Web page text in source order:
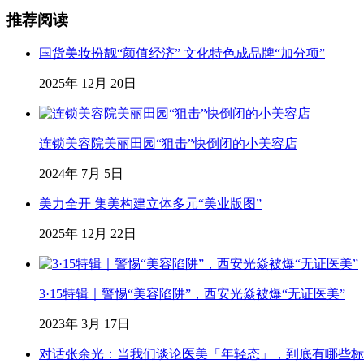
推荐阅读
国货美妆扮靓“颜值经济” 文化特色成品牌“加分项”
2025年 12月 20日
连锁美容院美丽田园“狙击”快倒闭的小美容店
2024年 7月 5日
美力全开 集美构建立体多元“美业版图”
2025年 12月 22日
3·15特辑｜警惕“美容陷阱”，西安光焱被爆“无证医美”
2023年 3月 17日
对话张余光：当我们谈论医美「年轻态」，到底有哪些